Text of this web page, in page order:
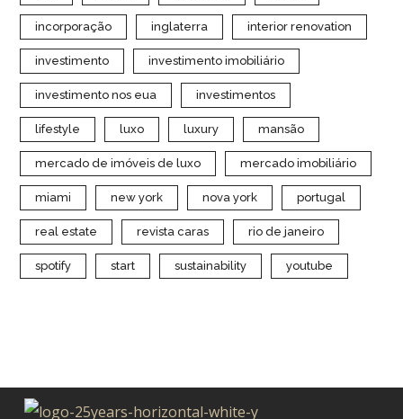
incorporação inglaterra interior renovation
investimento investimento imobiliário
investimento nos eua investimentos
lifestyle luxo luxury mansão
mercado de imóveis de luxo mercado imobiliário
miami new york nova york portugal
real estate revista caras rio de janeiro
spotify start sustainability youtube